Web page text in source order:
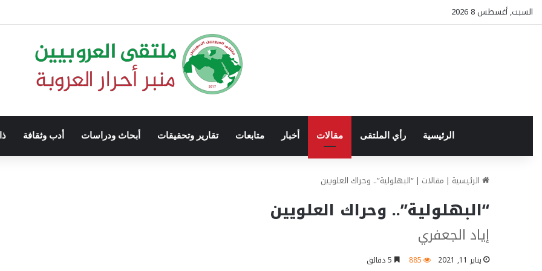
السبت, أغسطس 8 2026
الرئيسية رأي الملتقى مقالات أخبار متابعات تقارير وتحقيقات أبحاث ودراسات أدب وثقافة
الرئيسية | مقالات | “البهلولية”.. وحراك العلويين
“البهلولية”.. وحراك العلويين
إياد الجعفري
يناير 11, 2021 885